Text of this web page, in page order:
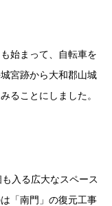
始まって、自転車を
宮跡から大和郡山城
ることにしました。
入る広大なスペース
「南門」の復元工事